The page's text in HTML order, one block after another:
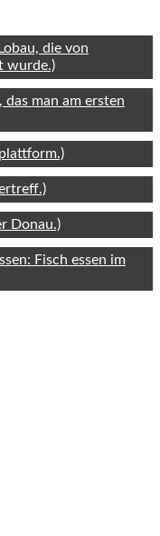
die von
wurde.)
man am ersten
Donau.)
Fisch essen im